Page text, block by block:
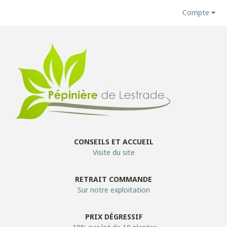
Compte
CONSEILS ET ACCUEIL
Visite du site
RETRAIT COMMANDE
Sur notre exploitation
PRIX DÉGRESSIF